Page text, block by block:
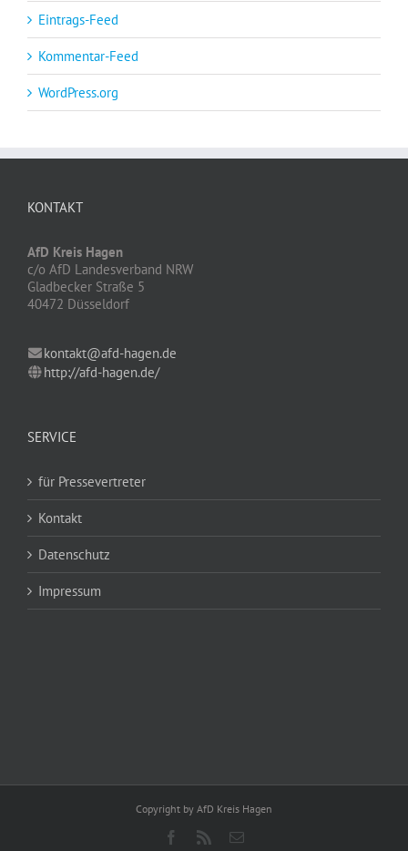
Eintrags-Feed
Kommentar-Feed
WordPress.org
KONTAKT
AfD Kreis Hagen
c/o AfD Landesverband NRW
Gladbecker Straße 5
40472 Düsseldorf
kontakt@afd-hagen.de
http://afd-hagen.de/
SERVICE
für Pressevertreter
Kontakt
Datenschutz
Impressum
Copyright by AfD Kreis Hagen
Facebook
Rss
E-